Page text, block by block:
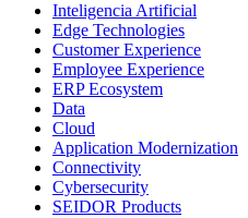
Inteligencia Artificial
Edge Technologies
Customer Experience
Employee Experience
ERP Ecosystem
Data
Cloud
Application Modernization
Connectivity
Cybersecurity
SEIDOR Products